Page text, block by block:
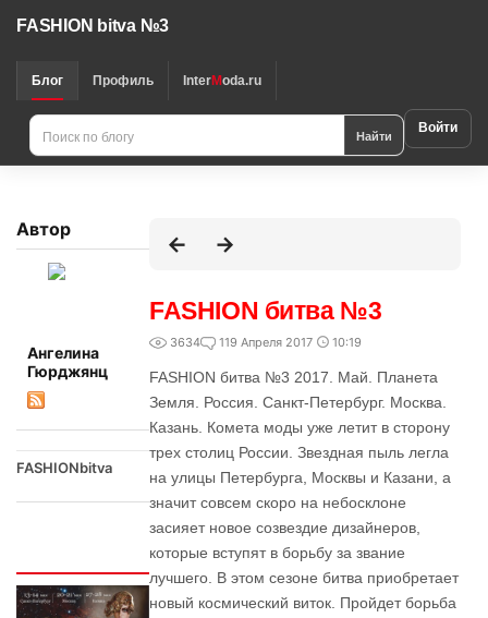
FASHION bitva №3
Блог Профиль InterModa.ru
Найти Войти
Автор
Ангелина
Гюрджянц
FASHIONbitva
FASHION битва №3
3634 119 Апреля 2017 10:19
FASHION битва №3 2017. Май. Планета
Земля. Россия. Санкт-Петербург. Москва.
Казань. Комета моды уже летит в сторону
трех столиц России. Звездная пыль легла
на улицы Петербурга, Москвы и Казани, а
значит совсем скоро на небосклоне
засияет новое созвездие дизайнеров,
которые вступят в борьбу за звание
лучшего. В этом сезоне битва приобретает
новый космический виток. Пройдет борьба